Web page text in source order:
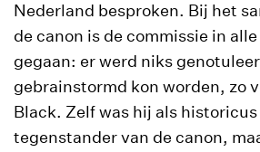
Nederland besproken. Bij het
de canon is de commissie in
gegaan: er werd niks
gebrainstormd kon worden, zo
Black. Zelf was hij als
tegenstander van de canon,